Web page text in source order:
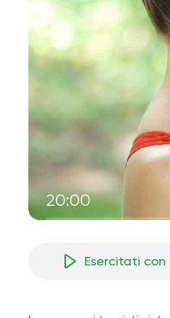
20:00
Esercitati con